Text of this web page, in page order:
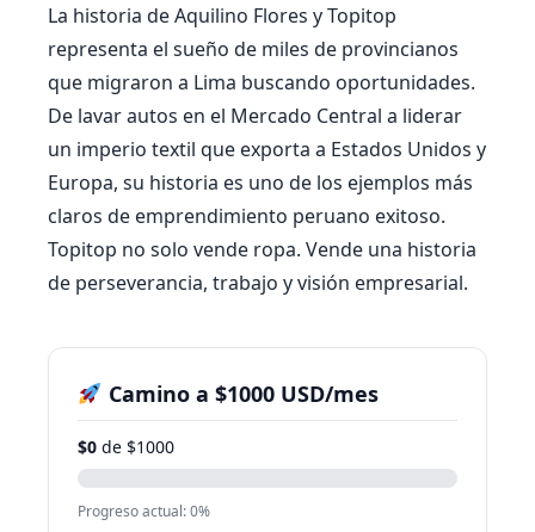
La historia de Aquilino Flores y Topitop
representa el sueño de miles de provincianos
que migraron a Lima buscando oportunidades.
De lavar autos en el Mercado Central a liderar
un imperio textil que exporta a Estados Unidos y
Europa, su historia es uno de los ejemplos más
claros de emprendimiento peruano exitoso.
Topitop no solo vende ropa. Vende una historia
de perseverancia, trabajo y visión empresarial.
Camino a $1000 USD/mes
$0 de $1000
Progreso actual: 0%